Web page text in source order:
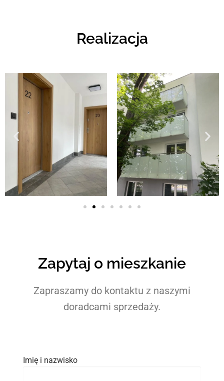
Realizacja
Zapytaj o mieszkanie
Zapraszamy do kontaktu z naszymi
doradcami sprzedaży.
Imię i nazwisko